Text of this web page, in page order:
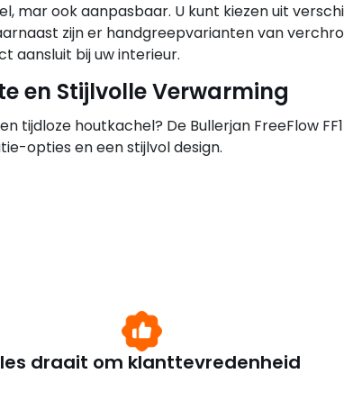
mar ook aanpasbaar. U kunt kiezen uit
zijn er handgreepvarianten van
aansluit bij uw interieur.
en Stijlvolle Verwarming
houtkachel? De Bullerjan FreeFlow
opties en een stijlvol design.
draait om klanttevredenheid